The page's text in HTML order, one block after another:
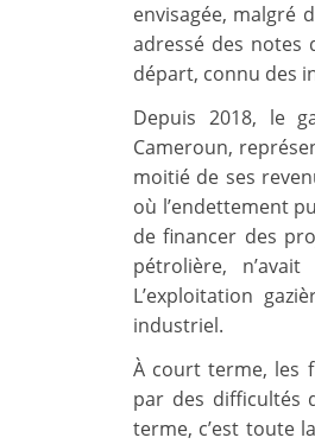
envisagée, malgré
adressé des notes
départ, connu des
Depuis 2018, le
Cameroun,
moitié de ses
où l’endettement
de financer des
pétrolière,
L’exploitation
industriel.
À court terme, les
par des difficultés
terme, c’est toute